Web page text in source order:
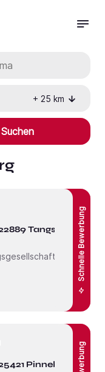
+ 25 km
Suchen
Tangstedt
Schnelle Bewerbung
Pinneberg